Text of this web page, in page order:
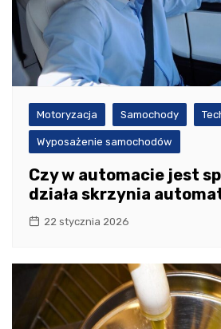
Motoryzacja Samochody
Wyposażenie samochodów
Czy w automacie jest
działa skrzynia
22 stycznia 2026